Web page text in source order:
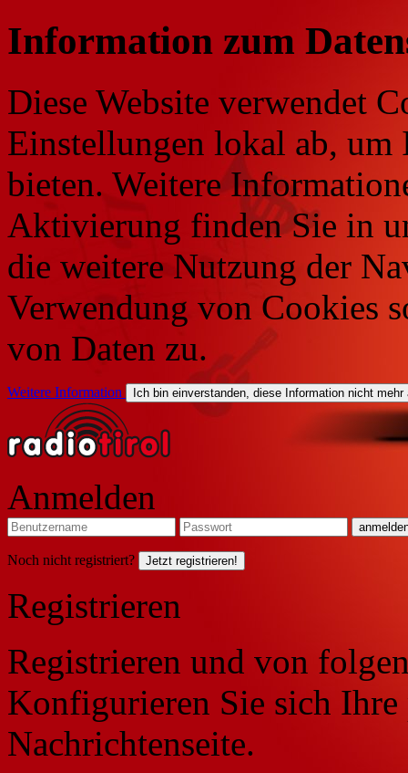
Information zum
Diese Website verwendet
Einstellungen lokal ab, um
bieten. Weitere
Aktivierung finden Sie in
die weitere Nutzung der
Verwendung von Cookies
von Daten zu.
Weitere Information Ich bin einverstanden, diese Information nicht mehr
Anmelden
Noch nicht registriert? Jetzt registrieren!
Registrieren
Registrieren und von
Konfigurieren Sie sich
Nachrichtenseite.